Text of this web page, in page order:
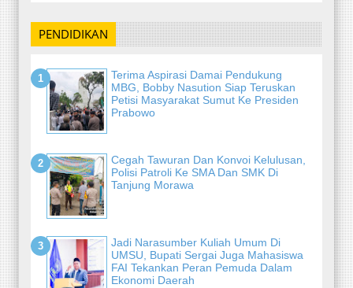
PENDIDIKAN
Terima Aspirasi Damai Pendukung
MBG, Bobby Nasution Siap Teruskan
Petisi Masyarakat Sumut Ke Presiden
Prabowo
Cegah Tawuran Dan Konvoi Kelulusan,
Polisi Patroli Ke SMA Dan SMK Di
Tanjung Morawa
Jadi Narasumber Kuliah Umum Di
UMSU, Bupati Sergai Juga Mahasiswa
FAI Tekankan Peran Pemuda Dalam
Ekonomi Daerah